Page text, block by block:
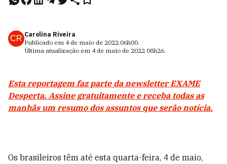
CR Carolina Riveira
Publicado em 4 de maio de 2022 06h00.
Última atualização em 4 de maio de 2022 08h26.
Esta reportagem faz parte da newsletter EXAME
Desperta. Assine gratuitamente e receba todas as
manhãs um resumo dos assuntos que serão notícia.
Os brasileiros têm até esta quarta-feira, 4 de maio,